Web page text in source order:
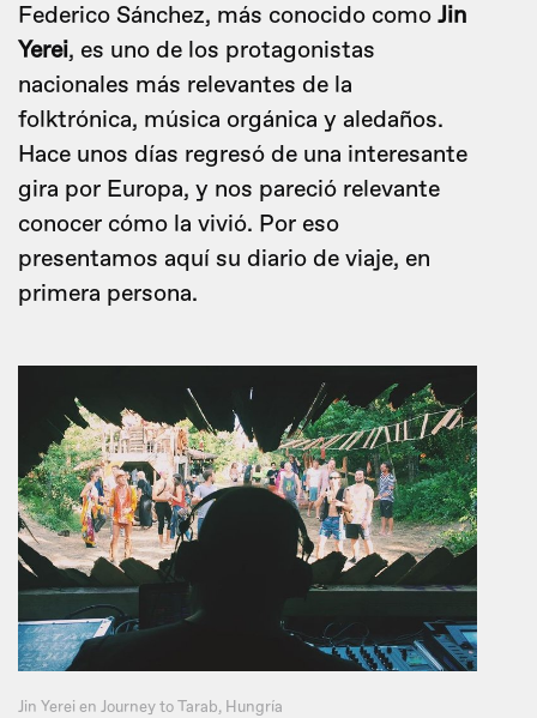
Federico Sánchez, más conocido como Jin
Yerei, es uno de los protagonistas
nacionales más relevantes de la
folktrónica, música orgánica y aledaños.
Hace unos días regresó de una interesante
gira por Europa, y nos pareció relevante
conocer cómo la vivió. Por eso
presentamos aquí su diario de viaje, en
primera persona.
Jin Yerei en Journey to Tarab, Hungría